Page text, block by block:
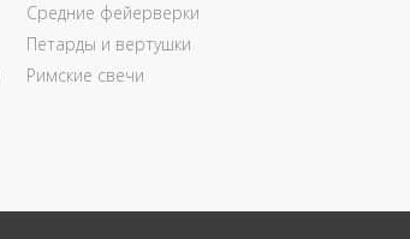
Средние фейерверки
Петарды и вертушки
Римские свечи